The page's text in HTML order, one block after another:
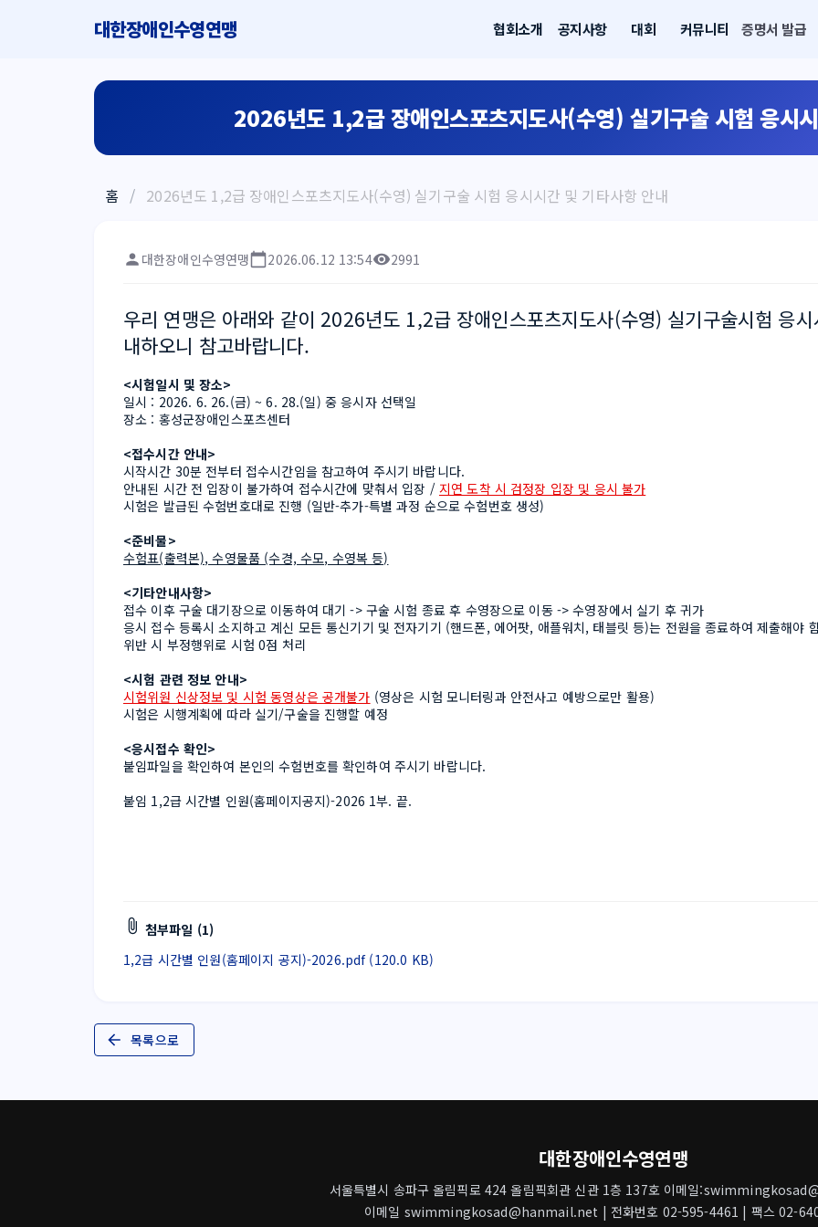
대한장애인수영연맹 협회소개 공지사항 대회 커뮤니티 증명서 발급
2026년도 1,2급 장애인스포츠지도사(수영) 실기구술 시험 응시
홈 / 2026년도 1,2급 장애인스포츠지도사(수영) 실기구술 시험 응시시간 및 기타사항 안내
대한장애인수영연맹 2026.06.12 13:54 2991
우리 연맹은 아래와 같이 2026년도 1,2급 장애인스포츠지도사(수영) 실기구술시험 응
내하오니 참고바랍니다.
<시험일시 및 장소>
일시 : 2026. 6. 26.(금) ~ 6. 28.(일) 중 응시자 선택일
장소 : 홍성군장애인스포츠센터
<접수시간 안내>
시작시간 30분 전부터 접수시간임을 참고하여 주시기 바랍니다.
안내된 시간 전 입장이 불가하여 접수시간에 맞춰서 입장 / 지연 도착 시 검정장 입장 및 응시 불가
시험은 발급된 수험번호대로 진행 (일반-추가-특별 과정 순으로 수험번호 생성)
<준비물>
수험표(출력본), 수영물품 (수경, 수모, 수영복 등)
<기타안내사항>
접수 이후 구술 대기장으로 이동하여 대기 -> 구술 시험 종료 후 수영장으로 이동 -> 수영장에서 실기 후 귀가
응시 접수 등록시 소지하고 계신 모든 통신기기 및 전자기기 (핸드폰, 에어팟, 애플워치, 태블릿 등)는 전원을 종료하여 제출해야
위반 시 부정행위로 시험 0점 처리
<시험 관련 정보 안내>
시험위원 신상정보 및 시험 동영상은 공개불가 (영상은 시험 모니터링과 안전사고 예방으로만 활용)
시험은 시행계획에 따라 실기/구술을 진행할 예정
<응시접수 확인>
붙임파일을 확인하여 본인의 수험번호를 확인하여 주시기 바랍니다.
붙임 1,2급 시간별 인원(홈페이지공지)-2026 1부. 끝.
첨부파일 (1)
1,2급 시간별 인원(홈페이지 공지)-2026.pdf (120.0 KB)
목록으로
대한장애인수영연맹
서울특별시 송파구 올림픽로 424 올림픽회관 신관 1층 137호 이메일
이메일 swimmingkosad@hanmail.net | 전화번호 02-595-4461 | 팩스 02-